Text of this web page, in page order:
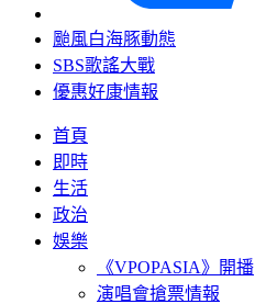
颱風白海豚動態
SBS歌謠大戰
優惠好康情報
首頁
即時
生活
政治
娛樂
《VPOPASIA》開播
演唱會搶票情報